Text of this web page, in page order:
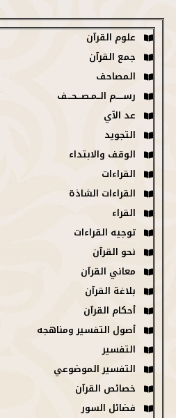
علوم القرآن
جمع القرآن
المصاحف
رســـــم الــمـصـــحـــف
عد الآي
التجويد
الوقف والابتداء
القراءات
القراءات الشاذة
القراء
توجيه القراءات
نحو القرآن
معاني القرآن
بلاغة القرآن
أحكام القرآن
أصول التفسير ومناهجه
التفسير
التفسير الموضوعي
خصائص القرآن
فضائل السور